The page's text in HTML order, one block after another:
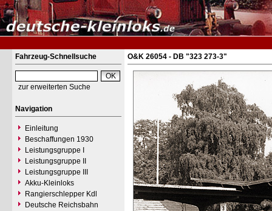
Fahrzeug-Schnellsuche
zur erweiterten Suche
Navigation
Einleitung
Beschaffungen 1930
Leistungsgruppe I
Leistungsgruppe II
Leistungsgruppe III
Akku-Kleinloks
Rangierschlepper Kdl
Deutsche Reichsbahn
O&K 26054 - DB "323 273-3"